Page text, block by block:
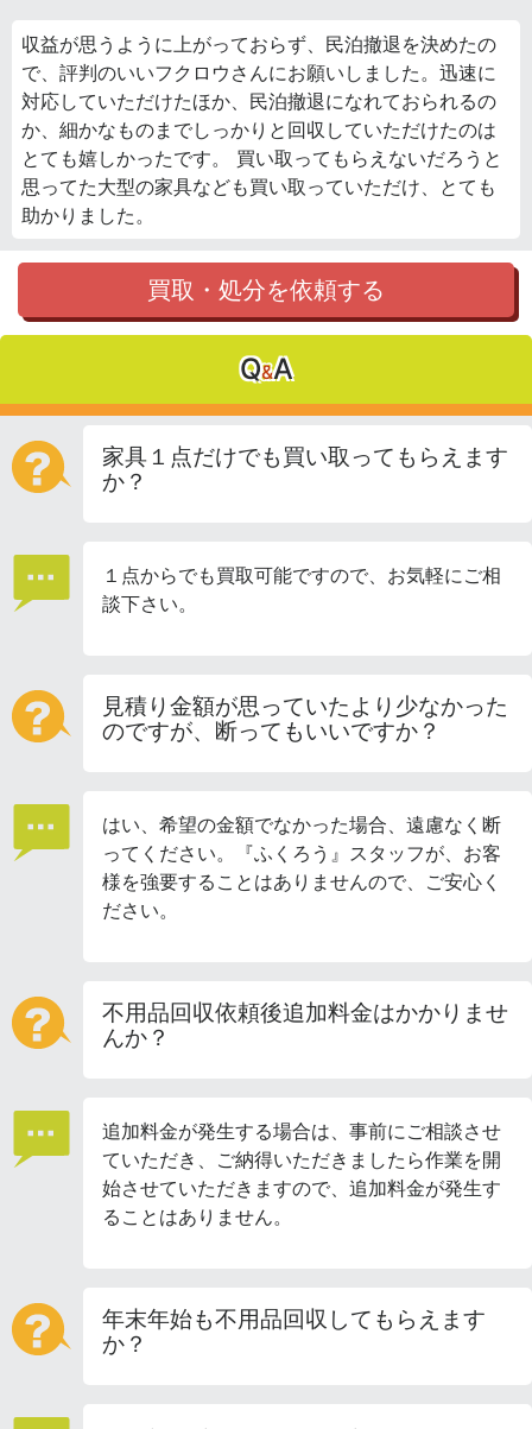
収益が思うように上がっておらず、民泊撤退を決めたの
で、評判のいいフクロウさんにお願いしました。迅速に
対応していただけたほか、民泊撤退になれておられるの
か、細かなものまでしっかりと回収していただけたのは
とても嬉しかったです。 買い取ってもらえないだろうと
思ってた大型の家具なども買い取っていただけ、とても
助かりました。
買取・処分を依頼する
Q&A
家具１点だけでも買い取ってもらえます
か？
１点からでも買取可能ですので、お気軽にご相
談下さい。
見積り金額が思っていたより少なかった
のですが、断ってもいいですか？
はい、希望の金額でなかった場合、遠慮なく断
ってください。『ふくろう』スタッフが、お客
様を強要することはありませんので、ご安心く
ださい。
不用品回収依頼後追加料金はかかりませ
んか？
追加料金が発生する場合は、事前にご相談させ
ていただき、ご納得いただきましたら作業を開
始させていただきますので、追加料金が発生す
ることはありません。
年末年始も不用品回収してもらえます
か？